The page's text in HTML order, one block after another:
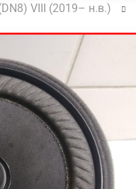
VIII (2019– н.в.)